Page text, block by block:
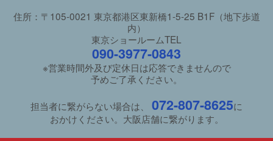
住所：〒105-0021 東京都港区東新橋1-5-25 B1F（地下歩道
内）
東京ショールームTEL
090-3977-0843
※営業時間外及び定休日は応答できませんので
予めご了承ください。
担当者に繋がらない場合は、 072-807-8625に
おかけください。大阪店舗に繋がります。